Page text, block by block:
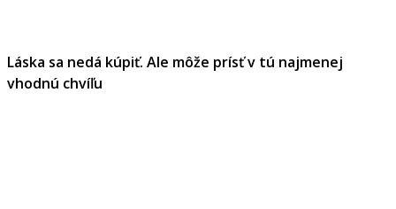
Láska sa nedá kúpiť. Ale môže prísť v tú najmenej
vhodnú chvíľu